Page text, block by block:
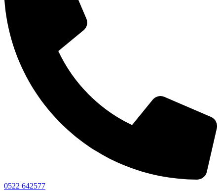
0522 642577